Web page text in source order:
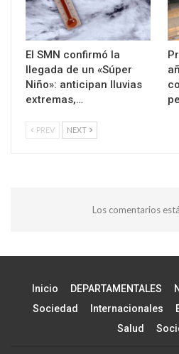
El SMN confirmó la
llegada de un «Súper
Niño»: anticipan lluvias
extremas,…
PREV NEXT
Los comentarios
Inicio DEPARTAMENTALES
Sociedad
Internacionales
Salud